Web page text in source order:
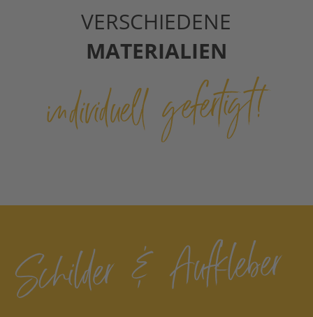
VERSCHIEDENE
MATERIALIEN
individuell gefertigt!
Schilder & Aufkleber